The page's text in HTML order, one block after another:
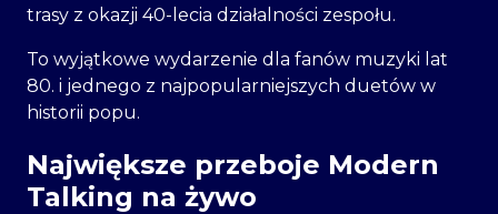
trasy z okazji 40-lecia działalności zespołu.
To wyjątkowe wydarzenie dla fanów muzyki lat
80. i jednego z najpopularniejszych duetów w
historii popu.
Największe przeboje Modern
Talking na żywo